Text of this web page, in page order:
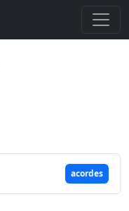
acordes